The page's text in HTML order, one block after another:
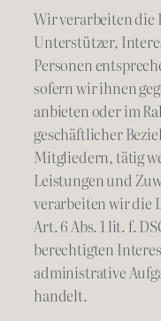
Wir verarbeiten die
Unterstützer,
Personen
sofern wir ihnen
anbieten oder im
geschäftlicher
Mitgliedern, tätig
Leistungen und
verarbeiten wir die
Art. 6 Abs. 1 lit. f.
berechtigten
administrative
handelt.